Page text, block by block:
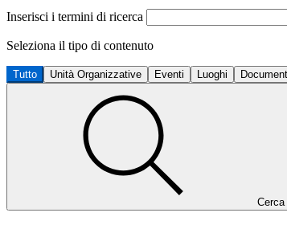
Inserisci i termini di ricerca
Seleziona il tipo di contenuto
Tutto Unità Organizzative Eventi Luoghi